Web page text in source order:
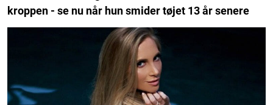
kroppen - se nu når hun smider tøjet 13 år senere